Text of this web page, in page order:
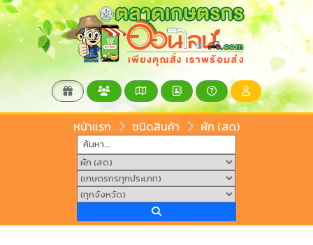
หน้าแรก ชนิดสินค้า ผัก (สด)